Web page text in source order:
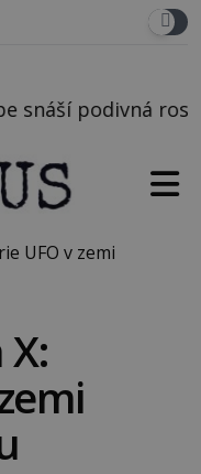
látka
UFO v zemi